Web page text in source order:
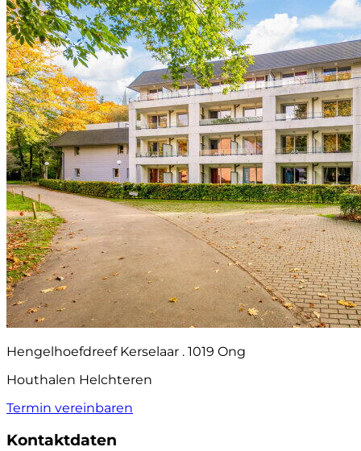
Hengelhoefdreef Kerselaar . 1019 Ong
Houthalen Helchteren
Termin vereinbaren
Kontaktdaten